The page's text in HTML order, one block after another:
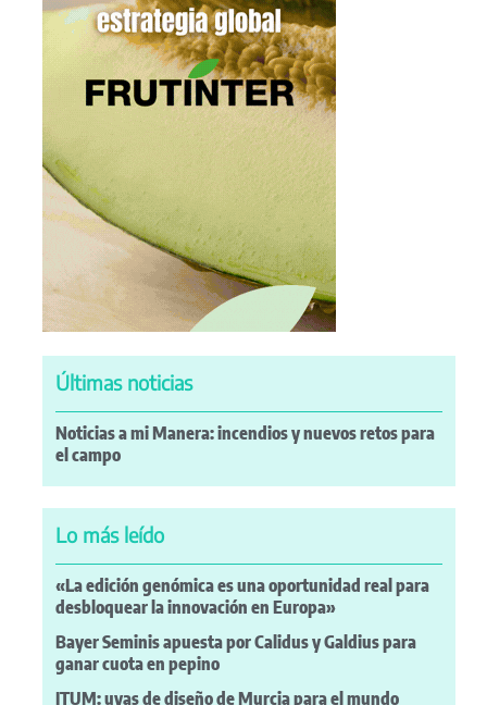
Últimas noticias
Noticias a mi Manera: incendios y nuevos retos para
el campo
Lo más leído
«La edición genómica es una oportunidad real para
desbloquear la innovación en Europa»
Bayer Seminis apuesta por Calidus y Galdius para
ganar cuota en pepino
ITUM: uvas de diseño de Murcia para el mundo